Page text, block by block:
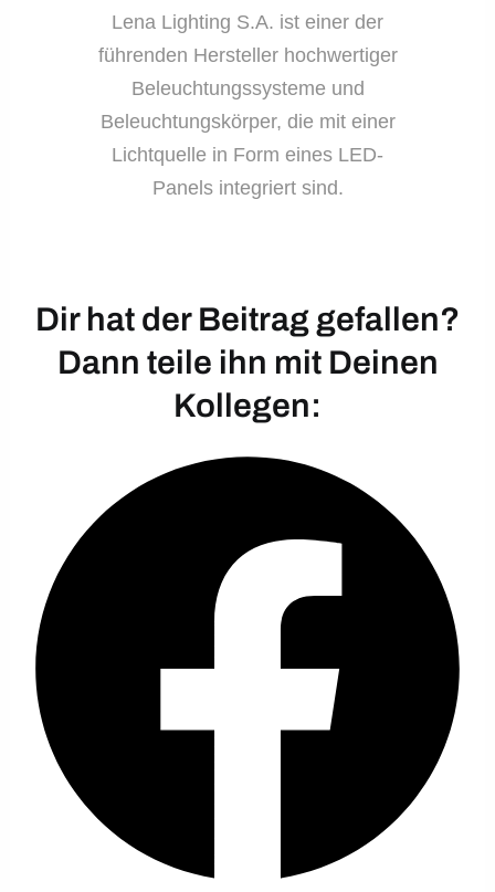
Lena Lighting S.A. ist einer der
führenden Hersteller hochwertiger
Beleuchtungssysteme und
Beleuchtungskörper, die mit einer
Lichtquelle in Form eines LED-
Panels integriert sind.
Dir hat der Beitrag gefallen?
Dann teile ihn mit Deinen
Kollegen: